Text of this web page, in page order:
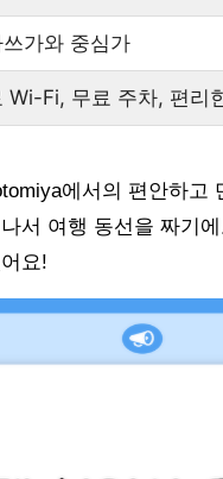
가와 중심가
Wi-Fi, 무료 주차, 편리
에서의 편안하고
서 여행 동선을 짜기
요!